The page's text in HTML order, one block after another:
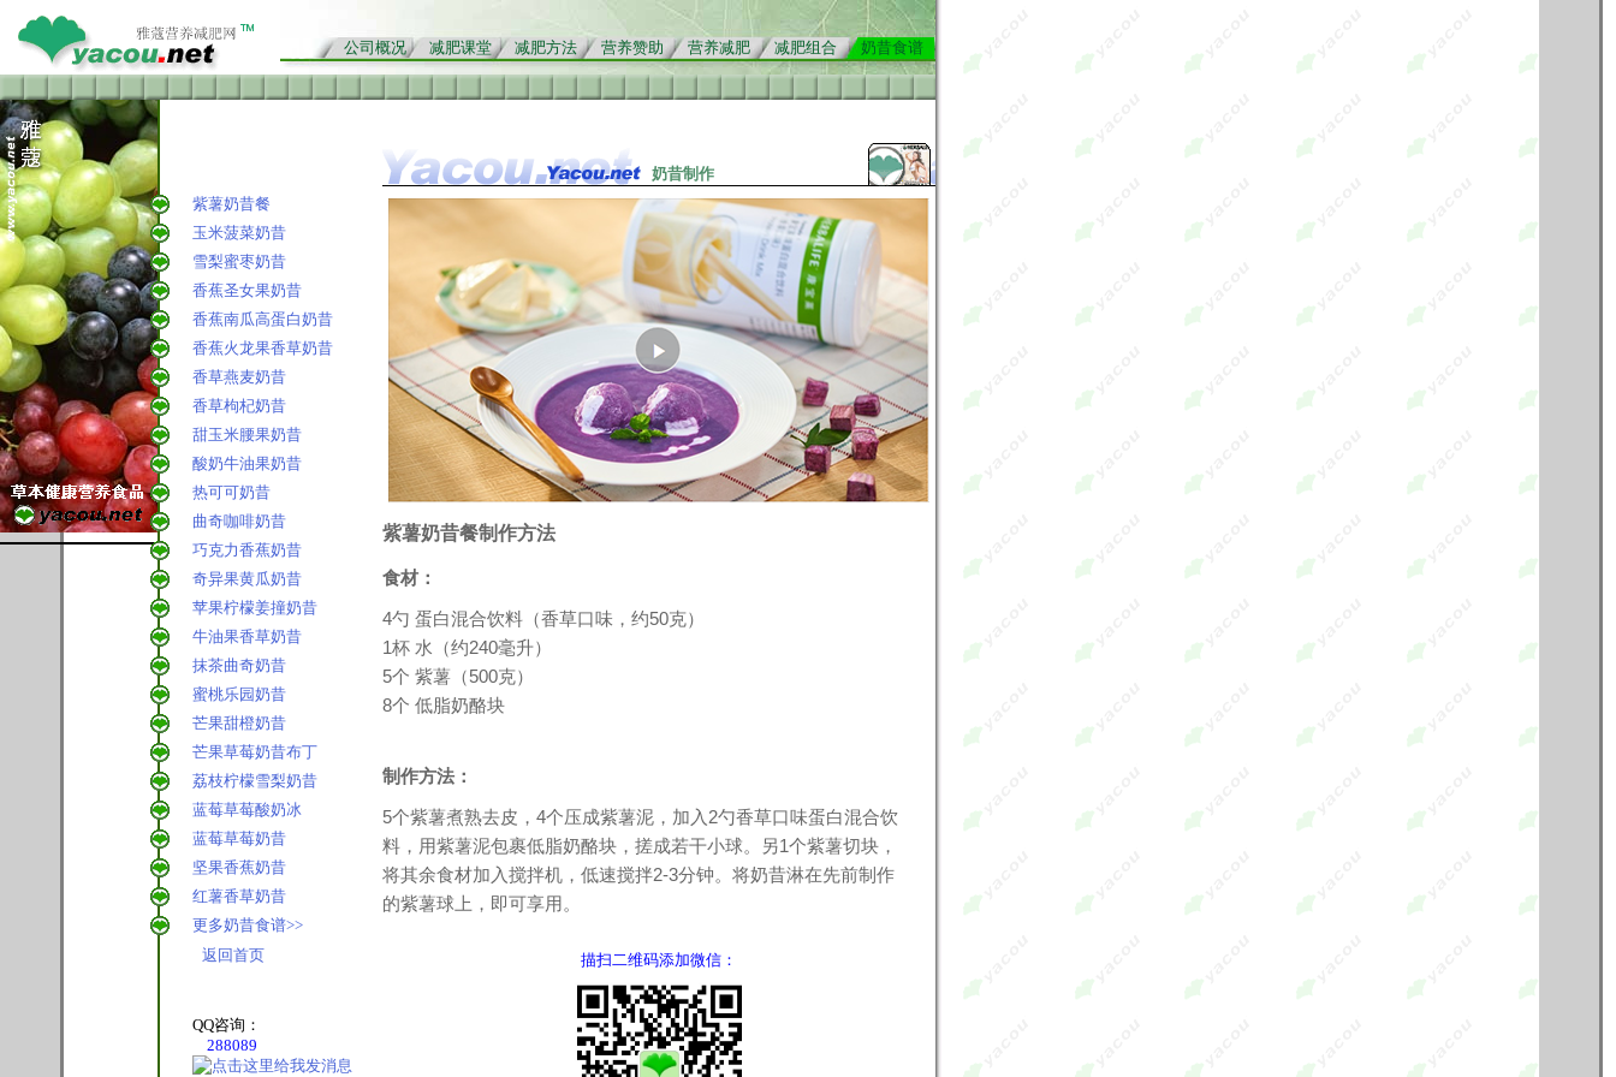
公司概况 减肥课堂 减肥方法 营养赞助 营养减肥 减肥组合 奶昔食谱
紫薯奶昔餐
玉米菠菜奶昔
雪梨蜜枣奶昔
香蕉圣女果奶昔
香蕉南瓜高蛋白奶昔
香蕉火龙果香草奶昔
香草燕麦奶昔
香草枸杞奶昔
甜玉米腰果奶昔
酸奶牛油果奶昔
热可可奶昔
曲奇咖啡奶昔
巧克力香蕉奶昔
奇异果黄瓜奶昔
苹果柠檬姜撞奶昔
牛油果香草奶昔
抹茶曲奇奶昔
蜜桃乐园奶昔
芒果甜橙奶昔
芒果草莓奶昔布丁
荔枝柠檬雪梨奶昔
蓝莓草莓酸奶冰
蓝莓草莓奶昔
坚果香蕉奶昔
红薯香草奶昔
更多奶昔食谱>>
返回首页
QQ咨询：
288089
奶昔制作
紫薯奶昔餐制作方法
食材：
4勺 蛋白混合饮料（香草口味，约50克）
1杯 水（约240毫升）
5个 紫薯（500克）
8个 低脂奶酪块
制作方法：
5个紫薯煮熟去皮，4个压成紫薯泥，加入2勺香草口味蛋白混合饮
料，用紫薯泥包裹低脂奶酪块，搓成若干小球。另1个紫薯切块，
将其余食材加入搅拌机，低速搅拌2-3分钟。将奶昔淋在先前制作
的紫薯球上，即可享用。
描扫二维码添加微信：